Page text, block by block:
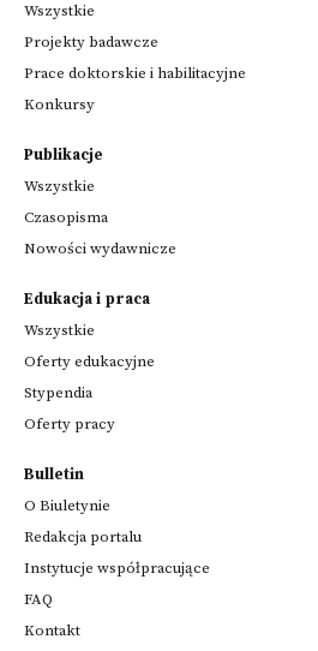
Wszystkie
Projekty badawcze
Prace doktorskie i habilitacyjne
Konkursy
Publikacje
Wszystkie
Czasopisma
Nowości wydawnicze
Edukacja i praca
Wszystkie
Oferty edukacyjne
Stypendia
Oferty pracy
Bulletin
O Biuletynie
Redakcja portalu
Instytucje współpracujące
FAQ
Kontakt